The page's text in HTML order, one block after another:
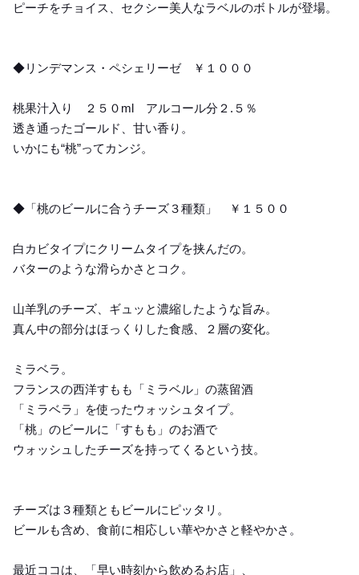
ピーチをチョイス、セクシー美人なラベルのボトルが登場。
◆リンデマンス・ペシェリーゼ ￥１０００
桃果汁入り ２５０ml アルコール分２.５％
透き通ったゴールド、甘い香り。
いかにも“桃”ってカンジ。
◆「桃のビールに合うチーズ３種類」 ￥１５００
白カビタイプにクリームタイプを挟んだの。
バターのような滑らかさとコク。
山羊乳のチーズ、ギュッと濃縮したような旨み。
真ん中の部分はほっくりした食感、２層の変化。
ミラベラ。
フランスの西洋すもも「ミラベル」の蒸留酒
「ミラベラ」を使ったウォッシュタイプ。
「桃」のビールに「すもも」のお酒で
ウォッシュしたチーズを持ってくるという技。
チーズは３種類ともビールにピッタリ。
ビールも含め、食前に相応しい華やかさと軽やかさ。
最近ココは、「早い時刻から飲めるお店」、